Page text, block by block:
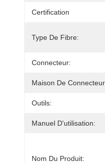
Certification
Type De Fibre:
Connecteur:
Maison De
Outils:
Manuel D'utilisation:
Nom Du Produit: